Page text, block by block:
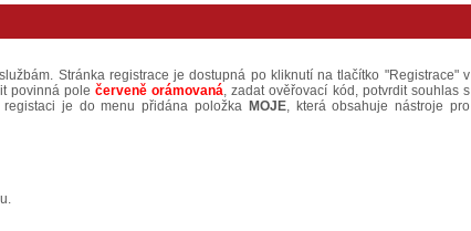
Stránka registrace je dostupná po kliknutí na tlačítko "Registrace" v
povinná pole červeně orámovaná, zadat ověřovací kód, potvrdit souhlas s
je do menu přidána položka MOJE, která obsahuje nástroje pro